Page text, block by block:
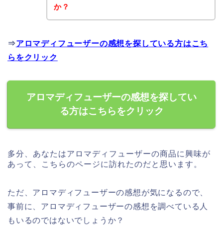
か？
⇒アロマディフューザーの感想を探している方はこち
らをクリック
アロマディフューザーの感想を探してい
る方はこちらをクリック
多分、あなたはアロマディフューザーの商品に興味が
あって、こちらのページに訪れたのだと思います。
ただ、アロマディフューザーの感想が気になるので、
事前に、アロマディフューザーの感想を調べている人
もいるのではないでしょうか？